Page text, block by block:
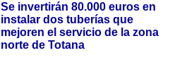
Se invertirán 80.000 euros en
instalar dos tuberías que
mejoren el servicio de la zona
norte de Totana